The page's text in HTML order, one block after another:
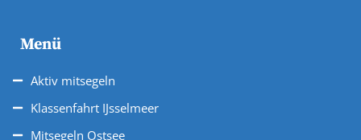
Menü
Aktiv mitsegeln
Klassenfahrt IJsselmeer
Mitsegeln Ostsee